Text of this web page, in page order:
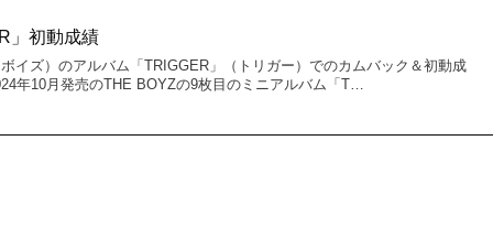
」初動成績
イズ）のアルバム「TRIGGER」（トリガー）でのカムバック＆初動成
年10月発売のTHE BOYZの9枚目のミニアルバム「T…